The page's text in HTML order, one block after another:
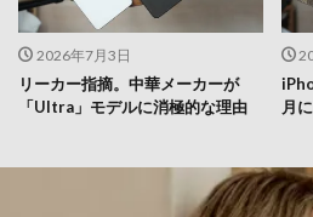
2026年7月3日
リーカー指摘。中華メーカーが
「Ultra」モデルに消極的な理由
月